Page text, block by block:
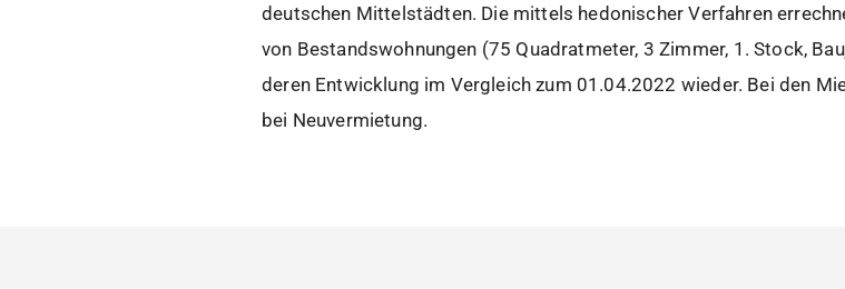
deutschen Mittelstädten. Die mittels hedonischer Verfahren
von Bestandswohnungen (75 Quadratmeter, 3 Zimmer, 1. Stock,
deren Entwicklung im Vergleich zum 01.04.2022 wieder. Bei den
bei Neuvermietung.